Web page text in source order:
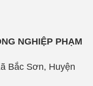
NGHIỆP PHẠM
Bắc Sơn, Huyện